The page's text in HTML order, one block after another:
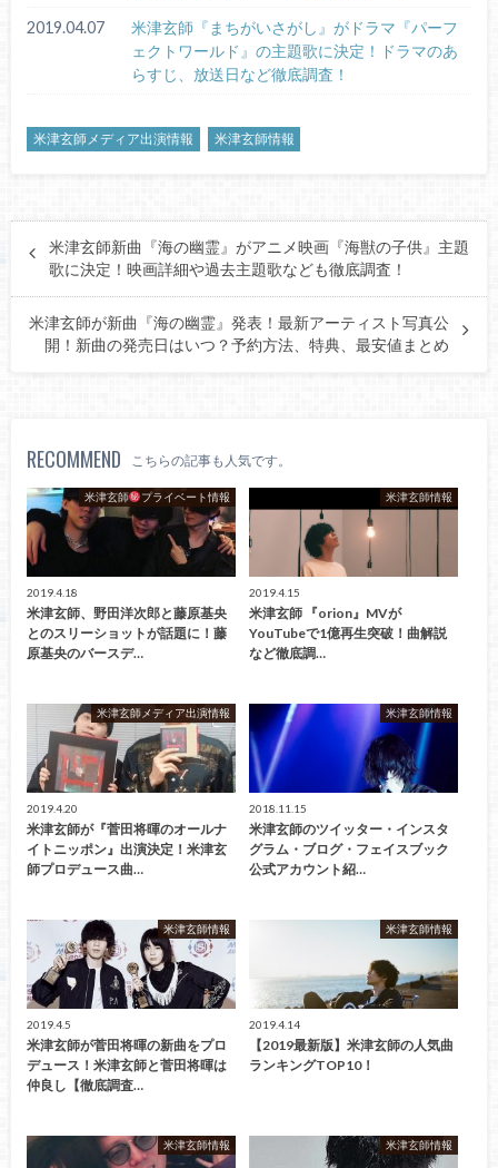
2019.04.07
米津玄師『まちがいさがし』がドラマ『パーフ
ェクトワールド』の主題歌に決定！ドラマのあ
らすじ、放送日など徹底調査！
米津玄師メディア出演情報 米津玄師情報
米津玄師新曲『海の幽霊』がアニメ映画『海獣の子供』主題
歌に決定！映画詳細や過去主題歌なども徹底調査！
米津玄師が新曲『海の幽霊』発表！最新アーティスト写真公
開！新曲の発売日はいつ？予約方法、特典、最安値まとめ
RECOMMEND こちらの記事も人気です。
米津玄師 プライベート情報
2019.4.18
米津玄師、野田洋次郎と藤原基央
とのスリーショットが話題に！藤
原基央のバースデ…
米津玄師情報
2019.4.15
米津玄師 『orion』MVが
YouTubeで1億再生突破！曲解説
など徹底調…
米津玄師メディア出演情報
2019.4.20
米津玄師が『菅田将暉のオールナ
イトニッポン』出演決定！米津玄
師プロデュース曲…
米津玄師情報
2018.11.15
米津玄師のツイッター・インスタ
グラム・ブログ・フェイスブック
公式アカウント紹…
米津玄師情報
2019.4.5
米津玄師が菅田将暉の新曲をプロ
デュース！米津玄師と菅田将暉は
仲良し【徹底調査…
米津玄師情報
2019.4.14
【2019最新版】米津玄師の人気曲
ランキングTOP10！
米津玄師情報 米津玄師情報